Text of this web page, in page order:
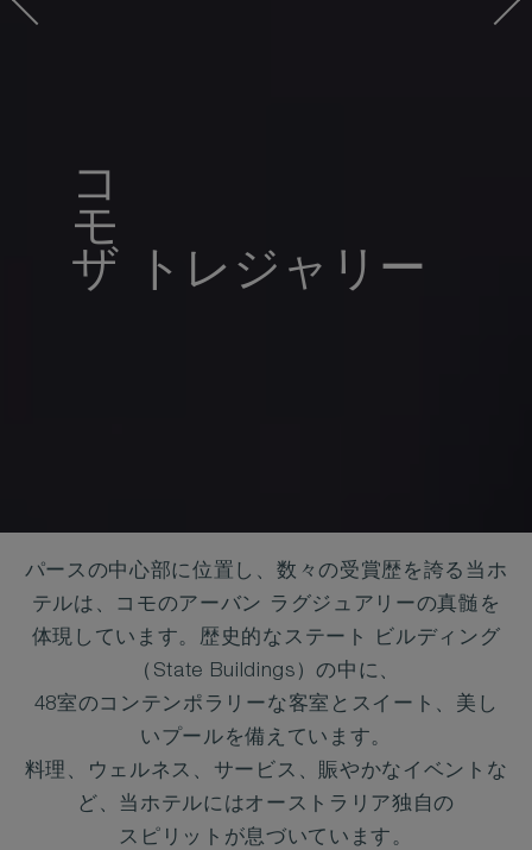
コ
ザ トレジャリー
パースの中心部に位置し、数々の受賞歴を誇る当ホ
テルは、コモのアーバン ラグジュアリーの真髄を
体現しています。歴史的なステート ビルディング
（State Buildings）の中に、
48室のコンテンポラリーな客室とスイート、美し
いプールを備えています。
料理、ウェルネス、サービス、賑やかなイベントな
ど、当ホテルにはオーストラリア独自の
スピリットが息づいています。